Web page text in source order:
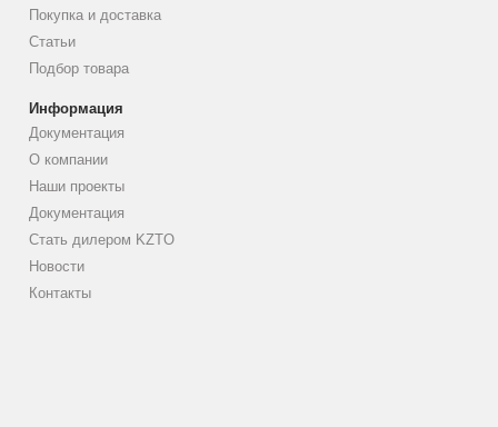
Покупка и доставка
Статьи
Подбор товара
Информация
Документация
О компании
Наши проекты
Документация
Стать дилером KZTO
Новости
Контакты